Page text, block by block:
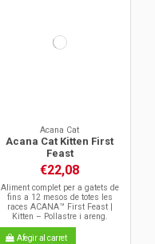
Acana Cat
Acana Cat Kitten First
Feast
€22,08
Aliment complet per a gatets de
fins a 12 mesos de totes les
races ACANA™ First Feast |
Kitten – Pollastre i areng.
Afegir al carret